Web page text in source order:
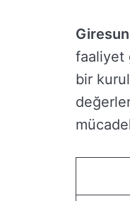
faaliyet
bir